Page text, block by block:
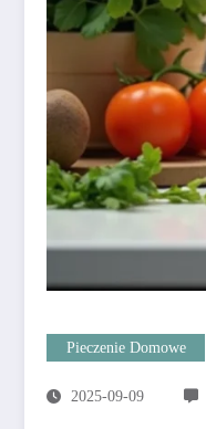
Pieczenie Domowe
2025-09-09